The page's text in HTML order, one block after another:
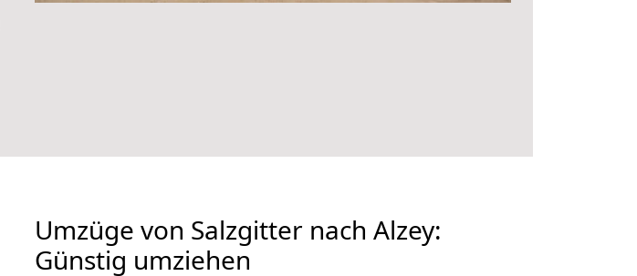
Umzüge von Salzgitter nach Alzey:
Günstig umziehen